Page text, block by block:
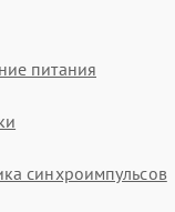
питания
синхроимпульсов